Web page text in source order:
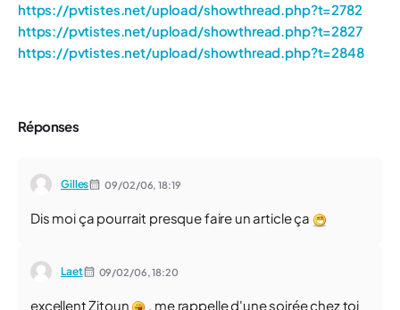
https://pvtistes.net/upload/showthread.php?t=2782
https://pvtistes.net/upload/showthread.php?t=2827
https://pvtistes.net/upload/showthread.php?t=2848
Réponses
Gilles 09/02/06,18:19
Dis moi ça pourrait presque faire un article ça
Laet 09/02/06,18:20
excellent Zitoun , me rappelle d'une soirée chez toi